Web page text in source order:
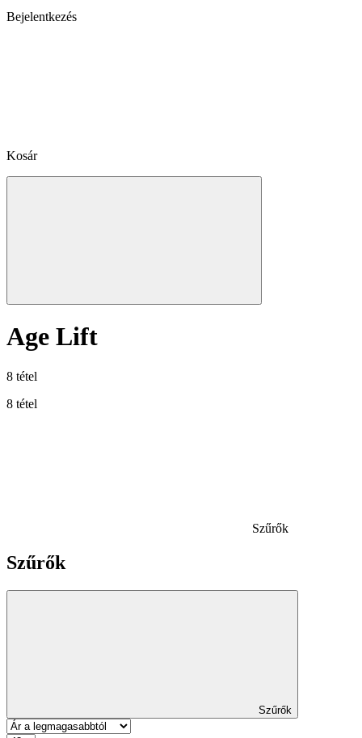
Bejelentkezés
Kosár
Age Lift
8 tétel
8 tétel
Szűrők
Szűrők
Szűrők